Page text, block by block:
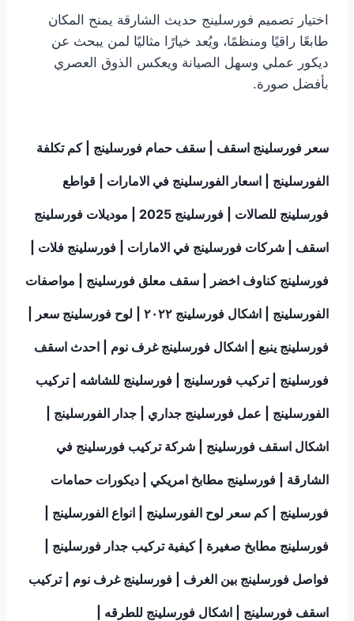
اختيار تصميم فورسلينج حديث الشارقة يمنح المكان
طابعًا راقيًا ومنظمًا، ويُعد خيارًا مثاليًا لمن يبحث عن
ديكور عملي وسهل الصيانة ويعكس الذوق العصري
بأفضل صورة.
سعر فورسلينج اسقف | سقف حمام فورسلينج | كم تكلفة
الفورسلينج | اسعار الفورسلينج في الامارات | قواطع
فورسلينج للصالات | فورسلينج 2025 | موديلات فورسلينج
اسقف | شركات فورسلينج في الامارات | فورسلينج فلات |
فورسلينج كناوف اخضر | سقف معلق فورسلينج | مواصفات
الفورسلينج | اشكال فورسلينج ٢٠٢٢ | لوح فورسلينج سعر |
فورسلينج ينبع | اشكال فورسلينج غرف نوم | احدث اسقف
فورسلينج | تركيب فورسلينج | فورسلينج للشاشه | تركيب
الفورسلينج | عمل فورسلينج جداري | جدار الفورسلينج |
اشكال اسقف فورسلينج | شركة تركيب فورسلينج في
الشارقة | فورسلينج مطابخ امريكي | ديكورات حمامات
فورسلينج | كم سعر لوح الفورسلينج | انواع الفورسلينج |
فورسلينج مطابخ صغيرة | كيفية تركيب جدار فورسلينج |
فواصل فورسلينج بين الغرف | فورسلينج غرف نوم | تركيب
اسقف فورسلينج | اشكال فورسلينج للطرقه |